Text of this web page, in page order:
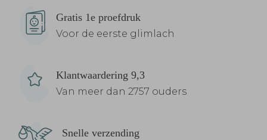
Gratis 1e proefdruk
Voor de eerste glimlach
Klantwaardering 9,3
Van meer dan 2757 ouders
Snelle verzending